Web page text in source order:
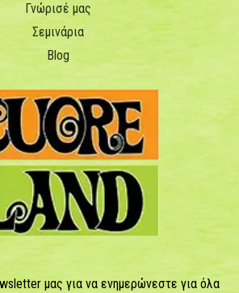
Γνώρισέ μας
Σεμινάρια
Blog
μας για να ενημερώνεστε για όλα